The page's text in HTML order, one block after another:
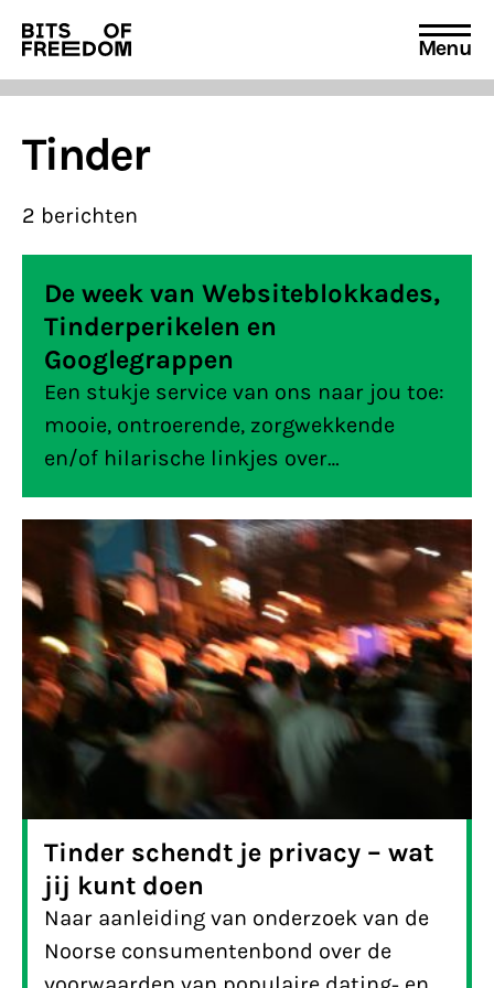
Search
for:
Menu
Tinder
2 berichten
De week van Websiteblokkades,
Tinderperikelen en
Googlegrappen
Een stukje service van ons naar jou toe:
mooie, ontroerende, zorgwekkende
en/of hilarische linkjes over
internetvrijheid die we deze week
ontdekten en graag met je delen.
Tinder schendt je privacy – wat
jij kunt doen
Naar aanleiding van onderzoek van de
Noorse consumentenbond over de